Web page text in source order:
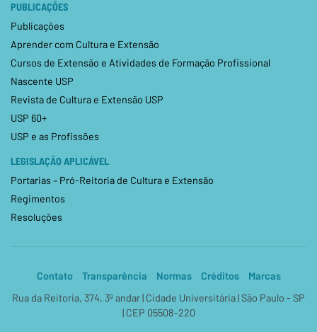
PUBLICAÇÕES
Publicações
Aprender com Cultura e Extensão
Cursos de Extensão e Atividades de Formação Profissional
Nascente USP
Revista de Cultura e Extensão USP
USP 60+
USP e as Profissões
LEGISLAÇÃO APLICÁVEL
Portarias – Pró-Reitoria de Cultura e Extensão
Regimentos
Resoluções
Contato Transparência Normas Créditos
Marcas
Rua da Reitoria, 374, 3º andar | Cidade Universitária | São Paulo - SP
| CEP 05508-220